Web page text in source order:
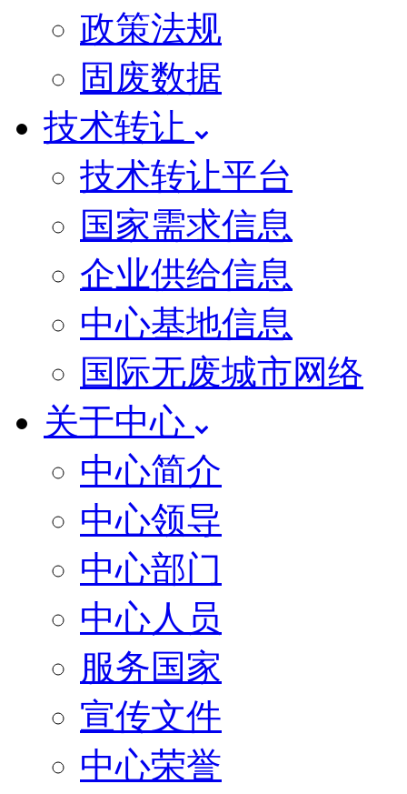
政策法规
固废数据
技术转让
技术转让平台
国家需求信息
企业供给信息
中心基地信息
国际无废城市网络
关于中心
中心简介
中心领导
中心部门
中心人员
服务国家
宣传文件
中心荣誉